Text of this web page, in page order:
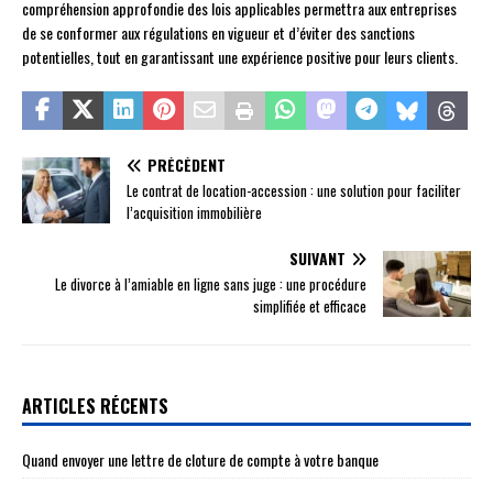
compréhension approfondie des lois applicables permettra aux entreprises
de se conformer aux régulations en vigueur et d’éviter des sanctions
potentielles, tout en garantissant une expérience positive pour leurs clients.
PRÉCÉDENT
Le contrat de location-accession : une solution pour faciliter
l’acquisition immobilière
SUIVANT
Le divorce à l’amiable en ligne sans juge : une procédure
simplifiée et efficace
ARTICLES RÉCENTS
Quand envoyer une lettre de cloture de compte à votre banque